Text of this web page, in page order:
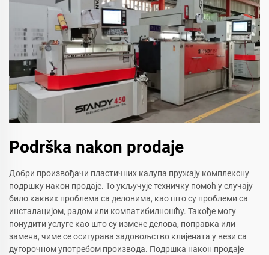
Podrška nakon prodaje
Добри произвођачи пластичних калупа пружају комплексну
подршку након продаје. То укључује техничку помоћ у случају
било каквих проблема са деловима, као што су проблеми са
инсталацијом, радом или компатибилношћу. Такође могу
понудити услуге као што су измене делова, поправка или
замена, чиме се осигурава задовољство клијената у вези са
дугорочном употребом производа. Подршка након продаје